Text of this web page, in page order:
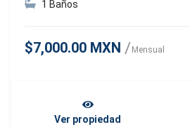
1 Baños
$7,000.00 MXN Mensual
Ver propiedad